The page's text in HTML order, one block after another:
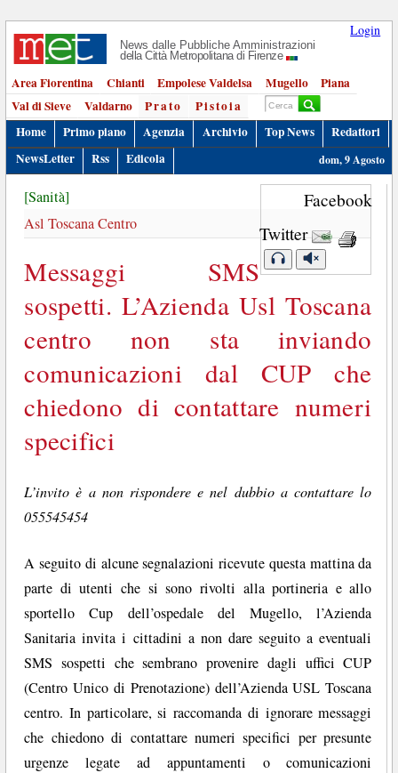
Login
News dalle Pubbliche Amministrazioni
della Città Metropolitana di Firenze
Area Fiorentina Chianti Empolese Valdelsa Mugello
Piana
Val di Sieve
Valdarno Prato
Pistoia
Home
Primo piano Agenzia Archivio Top News
Redattori
NewsLetter
Rss Edicola dom, 9 Agosto
Facebook
Twitter
[Sanità]
Asl Toscana Centro
Messaggi SMS
sospetti. L’Azienda Usl Toscana
centro non sta inviando
comunicazioni dal CUP che
chiedono di contattare numeri
specifici
L’invito è a non rispondere e nel dubbio a contattare lo
055545454
A seguito di alcune segnalazioni ricevute questa mattina da
parte di utenti che si sono rivolti alla portineria e allo
sportello Cup dell’ospedale del Mugello, l’Azienda
Sanitaria invita i cittadini a non dare seguito a eventuali
SMS sospetti che sembrano provenire dagli uffici CUP
(Centro Unico di Prenotazione) dell’Azienda USL Toscana
centro. In particolare, si raccomanda di ignorare messaggi
che chiedono di contattare numeri specifici per presunte
urgenze legate ad appuntamenti o comunicazioni